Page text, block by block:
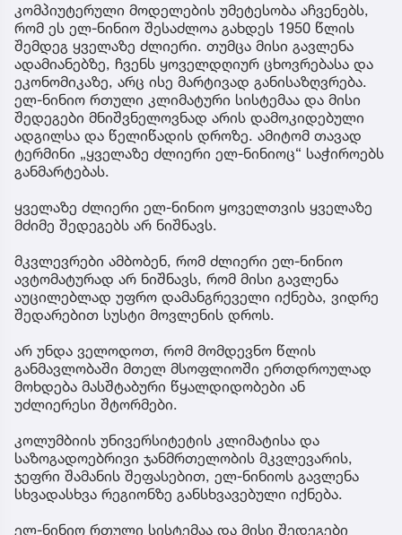
კომპიუტერული მოდელების უმეტესობა აჩვენებს,
რომ ეს ელ-ნინიო შესაძლოა გახდეს 1950 წლის
შემდეგ ყველაზე ძლიერი. თუმცა მისი გავლენა
ადამიანებზე, ჩვენს ყოველდღიურ ცხოვრებასა და
ეკონომიკაზე, არც ისე მარტივად განისაზღვრება.
ელ-ნინიო რთული კლიმატური სისტემაა და მისი
შედეგები მნიშვნელოვნად არის დამოკიდებული
ადგილსა და წელიწადის დროზე. ამიტომ თავად
ტერმინი „ყველაზე ძლიერი ელ-ნინიოც“ საჭიროებს
განმარტებას.
ყველაზე ძლიერი ელ-ნინიო ყოველთვის ყველაზე
მძიმე შედეგებს არ ნიშნავს.
მკვლევრები ამბობენ, რომ ძლიერი ელ-ნინიო
ავტომატურად არ ნიშნავს, რომ მისი გავლენა
აუცილებლად უფრო დამანგრეველი იქნება, ვიდრე
შედარებით სუსტი მოვლენის დროს.
არ უნდა ველოდოთ, რომ მომდევნო წლის
განმავლობაში მთელ მსოფლიოში ერთდროულად
მოხდება მასშტაბური წყალდიდობები ან
უძლიერესი შტორმები.
კოლუმბიის უნივერსიტეტის კლიმატისა და
საზოგადოებრივი ჯანმრთელობის მკვლევარის,
ჯეფრი შამანის შეფასებით, ელ-ნინიოს გავლენა
სხვადასხვა რეგიონზე განსხვავებული იქნება.
ელ-ნინიო რთული სისტემაა და მისი შედეგები